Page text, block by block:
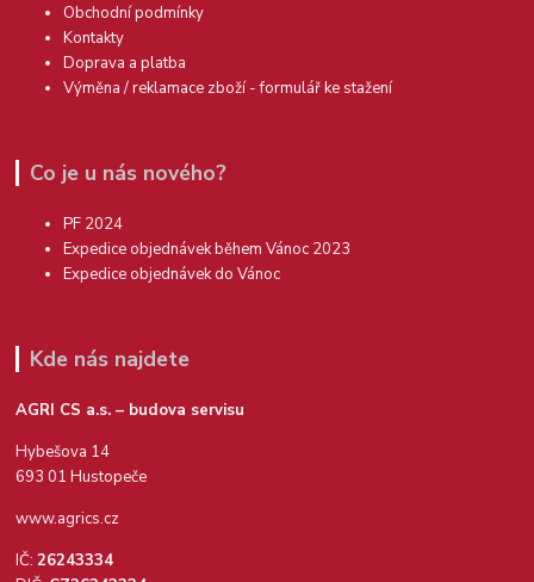
Obchodní podmínky
Kontakty
Doprava a platba
Výměna / reklamace zboží - formulář ke stažení
Co je u nás nového?
PF 2024
Expedice objednávek během Vánoc 2023
Expedice objednávek do Vánoc
Kde nás najdete
AGRI CS a.s. – budova servisu
Hybešova 14
693 01 Hustopeče
www.agrics.cz
IČ:26243334